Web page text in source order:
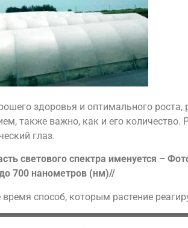
здоровья и оптимального роста,
также важно, как и его количество.
глаз.
светового спектра именуется –
700 нанометров (нм)//
способ, которым растение